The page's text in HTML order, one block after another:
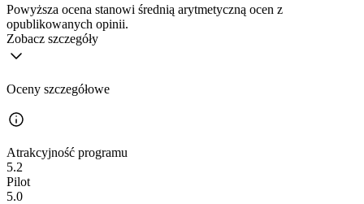
Powyższa ocena stanowi średnią arytmetyczną ocen z
opublikowanych opinii.
Zobacz szczegóły
Oceny szczegółowe
Atrakcyjność programu
5.2
Pilot
5.0